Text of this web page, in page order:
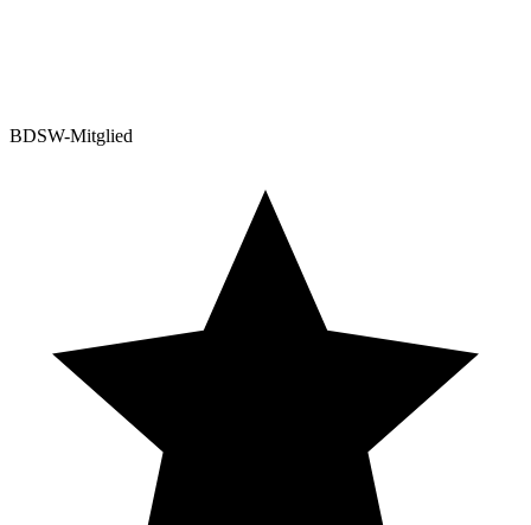
BDSW-Mitglied